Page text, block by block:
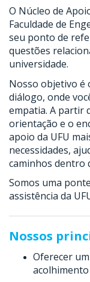
O Núcleo de
Faculdade de
seu ponto de
questões
universidade.
Nosso objetivo é
diálogo, onde
empatia. A partir
orientação e o
apoio da UFU
necessidades,
caminhos dentro
Somos uma
assistência da
Nossos
Oferecer